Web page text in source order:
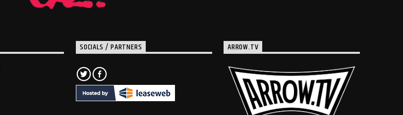
SOCIALS / PARTNERS ARROW.TV